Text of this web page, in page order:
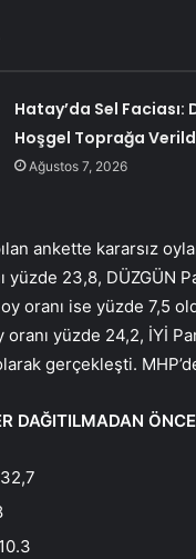
Hatay’da Sel Faciası:
Hoşgel Toprağa
Ağustos 7, 2026
ankette kararsız
yüzde 23,8, DÜZGÜN
oranı ise yüzde 7,5
oranı yüzde 24,2, İYİ
gerçekleşti.
DAĞITILMADAN ÖNCE